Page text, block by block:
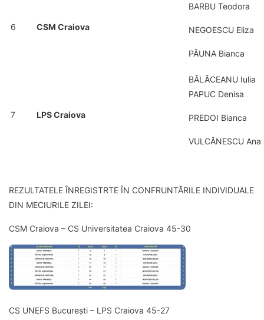
6 CSM Craiova
BARBU Teodora
NEGOESCU Eliza
PĂUNA Bianca
7 LPS Craiova
BĂLĂCEANU Iulia
PAPUC Denisa
PREDOI Bianca
VULCĂNESCU Ana
REZULTATELE ÎNREGISTRTE ÎN CONFRUNTĂRILE INDIVIDUALE
DIN MECIURILE ZILEI:
CSM Craiova – CS Universitatea Craiova 45-30
CS UNEFS București – LPS Craiova 45-27